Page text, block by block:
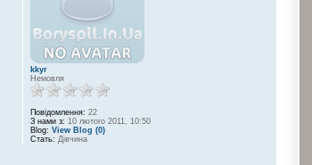
kkyr
Немовля
Повідомлення: 22
З нами з: 10 лютого 2011, 10:50
Blog: View Blog (0)
Стать: Дівчина